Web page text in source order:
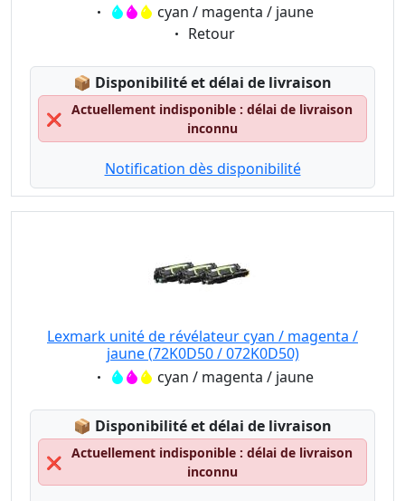
Eigenschaft:cyan / magenta / jaune
Eigenschaft:
Retour
📦 Lagerstatus:
Disponibilité et délai de livraison
❌
Actuellement indisponible : délai de livraison
inconnu
Notification dès disponibilité
Lexmark unité de révélateur cyan / magenta /
jaune (72K0D50 / 072K0D50)
Eigenschaft:cyan / magenta / jaune
📦 Lagerstatus:
Disponibilité et délai de livraison
❌
Actuellement indisponible : délai de livraison
inconnu